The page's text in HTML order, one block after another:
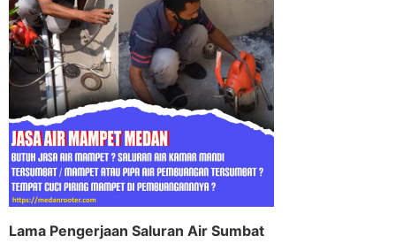
Lama Pengerjaan Saluran Air Sumbat